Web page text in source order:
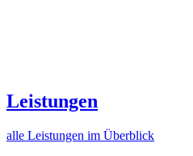
Leistungen
alle Leistungen im Überblick